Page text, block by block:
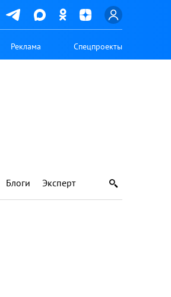
Реклама Спецпроекты
Блоги Эксперт